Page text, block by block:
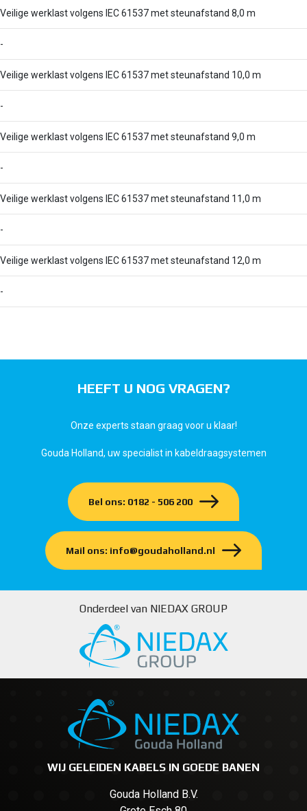
Veilige werklast volgens IEC 61537 met steunafstand 8,0 m
-
Veilige werklast volgens IEC 61537 met steunafstand 10,0 m
-
Veilige werklast volgens IEC 61537 met steunafstand 9,0 m
-
Veilige werklast volgens IEC 61537 met steunafstand 11,0 m
-
Veilige werklast volgens IEC 61537 met steunafstand 12,0 m
-
HEEFT U NOG VRAGEN?
Onze experts staan graag voor u klaar!
Gouda Holland, uw specialist in kabeldraagsystemen
Bel ons: 0182 - 506 200
Mail ons: info@goudaholland.nl
Onderdeel van NIEDAX GROUP
WIJ GELEIDEN KABELS IN GOEDE BANEN
Gouda Holland B.V.